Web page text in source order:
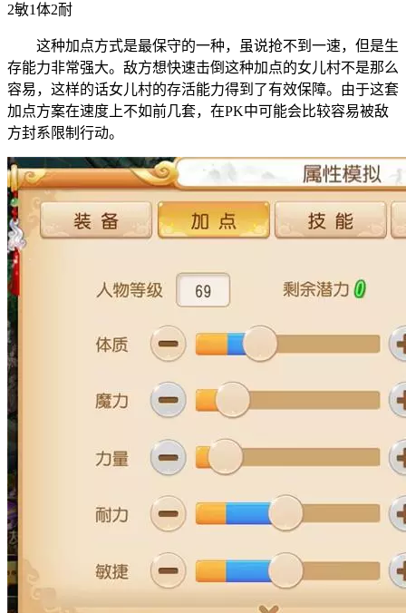
2敏1体2耐
这种加点方式是最保守的一种，虽说抢不到一速，但是生
存能力非常强大。敌方想快速击倒这种加点的女儿村不是那么
容易，这样的话女儿村的存活能力得到了有效保障。由于这套
加点方案在速度上不如前几套，在PK中可能会比较容易被敌
方封系限制行动。